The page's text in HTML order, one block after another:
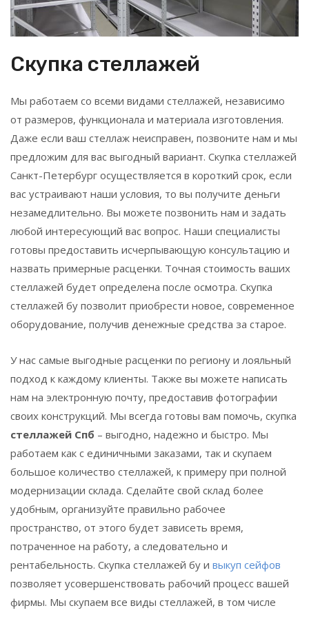
Скупка стеллажей
Мы работаем со всеми видами стеллажей, независимо
от размеров, функционала и материала изготовления.
Даже если ваш стеллаж неисправен, позвоните нам и мы
предложим для вас выгодный вариант. Скупка стеллажей
Санкт-Петербург осуществляется в короткий срок, если
вас устраивают наши условия, то вы получите деньги
незамедлительно. Вы можете позвонить нам и задать
любой интересующий вас вопрос. Наши специалисты
готовы предоставить исчерпывающую консультацию и
назвать примерные расценки. Точная стоимость ваших
стеллажей будет определена после осмотра. Скупка
стеллажей бу позволит приобрести новое, современное
оборудование, получив денежные средства за старое.
У нас самые выгодные расценки по региону и лояльный
подход к каждому клиенты. Также вы можете написать
нам на электронную почту, предоставив фотографии
своих конструкций. Мы всегда готовы вам помочь, скупка
стеллажей Спб – выгодно, надежно и быстро. Мы
работаем как с единичными заказами, так и скупаем
большое количество стеллажей, к примеру при полной
модернизации склада. Сделайте свой склад более
удобным, организуйте правильно рабочее
пространство, от этого будет зависеть время,
потраченное на работу, а следовательно и
рентабельность. Скупка стеллажей бу и выкуп сейфов
позволяет усовершенствовать рабочий процесс вашей
фирмы. Мы скупаем все виды стеллажей, в том числе